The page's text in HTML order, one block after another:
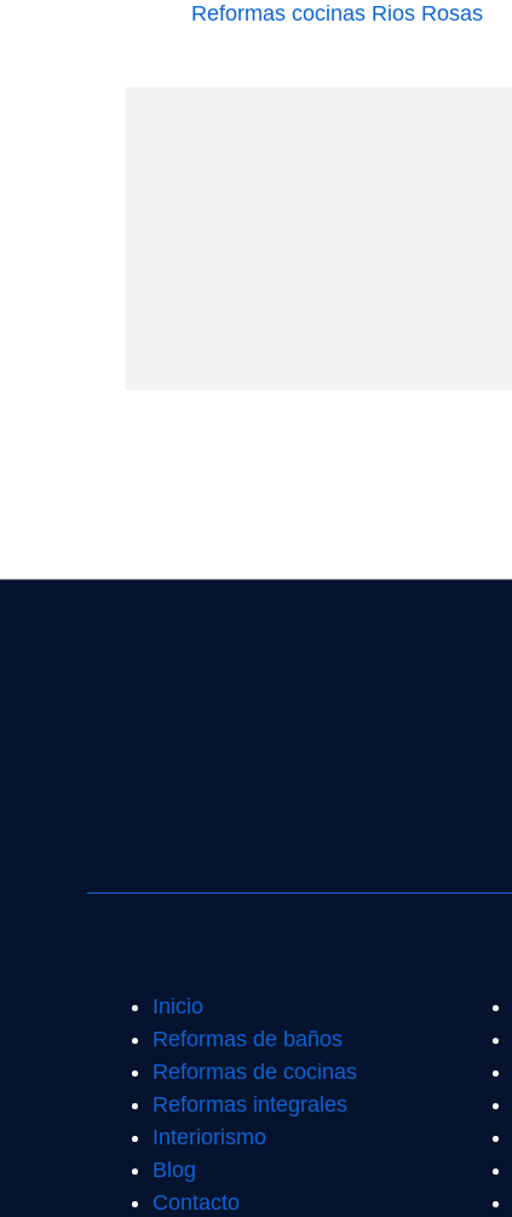
Reformas cocinas Rios Rosas
Inicio
Reformas de baños
Reformas de cocinas
Reformas integrales
Interiorismo
Blog
Contacto